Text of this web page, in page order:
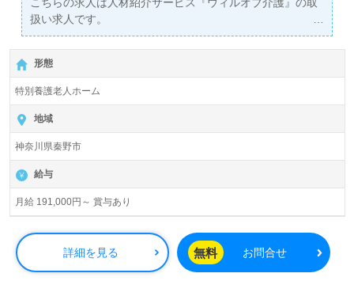
こちらの求人は人材紹介サービス『ウィルオブ介護』の取
扱い求人です。
詳細に関してお気軽にご相談ください♪
【無料】で皆さんの転職活動をサポートいたします。
形態
特別養護老人ホーム
地域
神奈川県秦野市
給与
月給 191,000円～ 賞与あり
詳細を見る 無料 お問合せ